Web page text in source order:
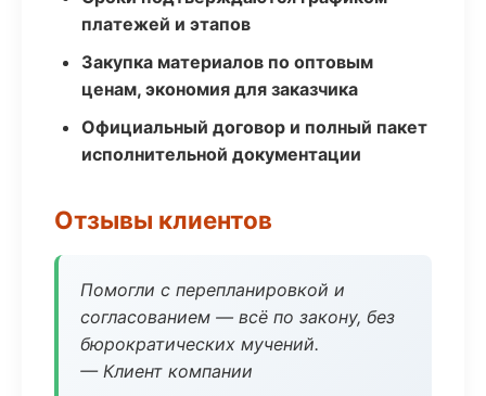
платежей и этапов
Закупка материалов по оптовым
ценам, экономия для заказчика
Официальный договор и полный пакет
исполнительной документации
Отзывы клиентов
Помогли с перепланировкой и
согласованием — всё по закону, без
бюрократических мучений.
— Клиент компании